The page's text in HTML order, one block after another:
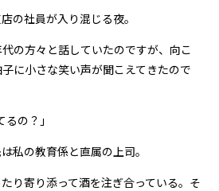
の社員が入り混じる夜。
の方々と話していたのですが、向こ
に小さな笑い声が聞こえてきたので
るの？」
私の教育係と直属の上司。
り寄り添って酒を注ぎ合っている。そ